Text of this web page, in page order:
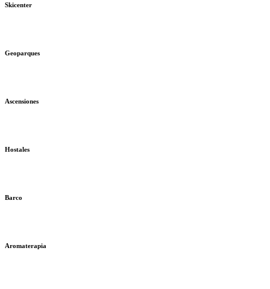
Skicenter
Geoparques
Ascensiones
Hostales
Barco
Aromaterapia